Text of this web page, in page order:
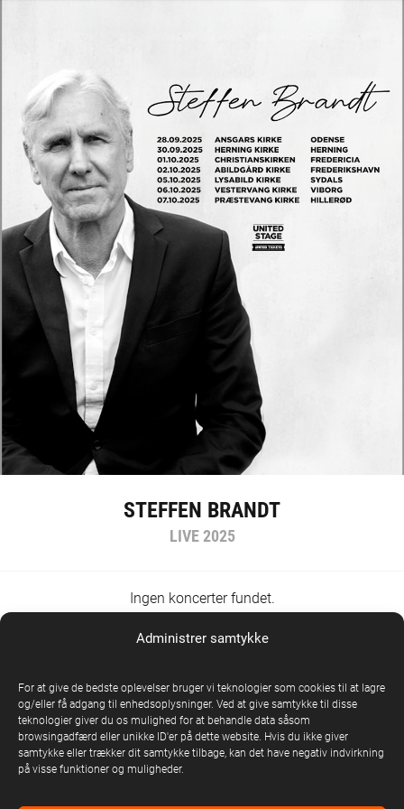
Administrer samtykke
For at give de bedste oplevelser bruger vi teknologier som cookies til at lagre
og/eller få adgang til enhedsoplysninger. Ved at give samtykke til disse
teknologier giver du os mulighed for at behandle data såsom
browsingadfærd eller unikke ID'er på dette website. Hvis du ikke giver
samtykke eller trækker dit samtykke tilbage, kan det have negativ indvirkning
på visse funktioner og muligheder.
STEFFEN BRANDT
LIVE 2025
Ingen koncerter fundet.
Indtast din e-mail nedenfor for at få besked
E-MAIL*